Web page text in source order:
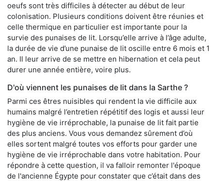
oeufs sont très difficiles à détecter au début de leur
colonisation. Plusieurs conditions doivent être réunies et
celle thermique en particulier est importante pour la
survie des punaises de lit. Lorsqu’elle arrive à l’âge adulte,
la durée de vie d’une punaise de lit oscille entre 6 mois et 1
an. Il leur arrive de se mettre en hibernation et cela peut
durer une année entière, voire plus.
D'où viennent les punaises de lit dans la Sarthe ?
Parmi ces êtres nuisibles qui rendent la vie difficile aux
humains malgré l’entretien répétitif des logis et aussi leur
hygiène de vie irréprochable, la punaise de lit fait partie
des plus anciens. Vous vous demandez sûrement d’où
elles sortent malgré toutes vos efforts pour garder une
hygiène de vie irréprochable dans votre habitation. Pour
répondre à cette question, il va falloir remonter l'époque
de l'ancienne Égypte pour constater que c’était dans des